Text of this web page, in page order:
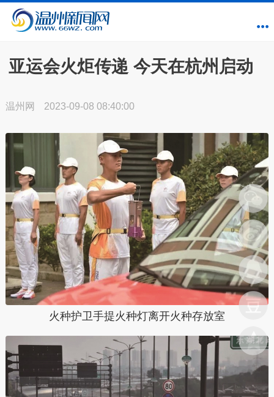
亚运会火炬传递 今天在杭州启动
温州网 2023-09-08 08:40:00
火种护卫手提火种灯离开火种存放室